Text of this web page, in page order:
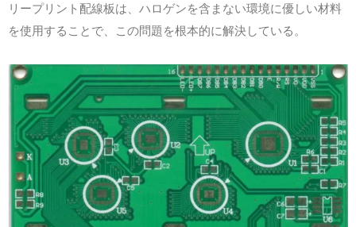
リープリント配線板は、ハロゲンを含まない環境に優しい材料
を使用することで、この問題を根本的に解決している。